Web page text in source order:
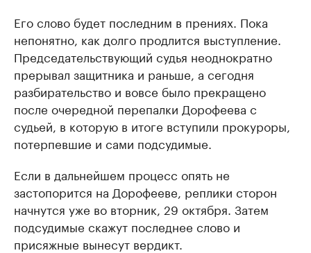
Его слово будет последним в прениях. Пока
непонятно, как долго продлится выступление.
Председательствующий судья неоднократно
прерывал защитника и раньше, а сегодня
разбирательство и вовсе было прекращено
после очередной перепалки Дорофеева с
судьей, в которую в итоге вступили прокуроры,
потерпевшие и сами подсудимые.
Если в дальнейшем процесс опять не
застопорится на Дорофееве, реплики сторон
начнутся уже во вторник, 29 октября. Затем
подсудимые скажут последнее слово и
присяжные вынесут вердикт.